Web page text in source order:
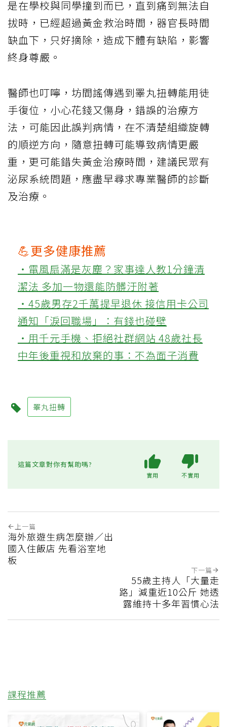
是在學校與同學撞到而已，直到痛到無法自
拔時，已經超過黃金救治時間，器官長時間
缺血下，只好摘除，造成下體有缺陷，影響
終身尊嚴。
醫師也叮嚀，坊間謠傳遇到睪丸扭轉能用徒
手復位，小心花錢又傷身，錯誤的治療方
法，可能因此誤判病情，在不清楚組織旋轉
的順逆方向，隨意扭轉可能導致病情更嚴
重，更可能錯失黃金治療時間，建議民眾有
泌尿系統問題，應盡早尋求專業醫師的診斷
及治療。
💪更多健康推薦
‧電風扇滿是灰塵？家事達人教1分鐘清
潔法 多加一物還能防髒汙附著
‧45歲男存2千萬提早退休 接信用卡公司
通知「淚回職場」：有錢也碰壁
‧用千元手機、拒絕社群網站 48歲社長
中年後重視和放棄的事：不為面子消費
睪丸扭轉
這篇文章對你有幫助嗎?
實用 不實用
上一篇
海外旅遊生病怎麼辦／出
國入住飯店 先看浴室地
板
下一篇
55歲主持人「大量走
路」減重近10公斤 她透
露維持十多年習慣心法
課程推薦